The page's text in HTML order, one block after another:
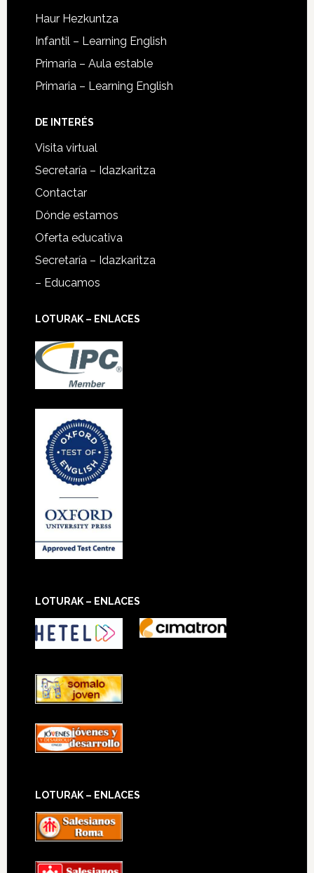
Haur Hezkuntza
Infantil – Learning English
Primaria – Aula estable
Primaria – Learning English
DE INTERÉS
Visita virtual
Secretaría – Idazkaritza
Contactar
Dónde estamos
Oferta educativa
Secretaría – Idazkaritza
– Educamos
LOTURAK – ENLACES
LOTURAK – ENLACES
LOTURAK – ENLACES